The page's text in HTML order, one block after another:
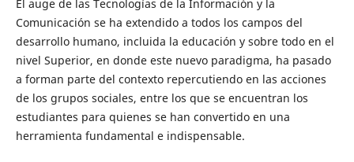
El auge de las Tecnologías de la Información y la
Comunicación se ha extendido a todos los campos del
desarrollo humano, incluida la educación y sobre todo en el
nivel Superior, en donde este nuevo paradigma, ha pasado
a forman parte del contexto repercutiendo en las acciones
de los grupos sociales, entre los que se encuentran los
estudiantes para quienes se han convertido en una
herramienta fundamental e indispensable.